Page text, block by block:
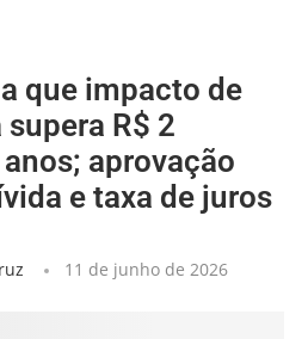
que impacto de
R$ 2
aprovação
e taxa de juros
11 de junho de 2026